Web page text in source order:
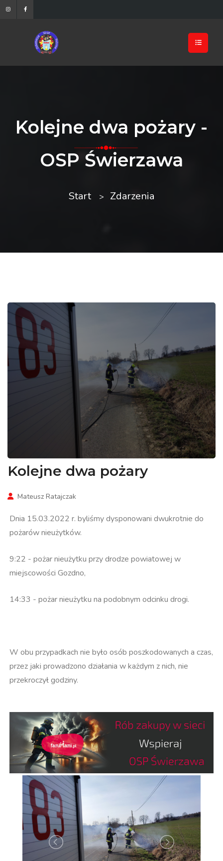
Kolejne dwa pożary -
OSP Świerzawa
Start Zdarzenia
Kolejne dwa pożary
Mateusz Ratajczak
Dnia 15.03.2022 r. byliśmy dysponowani dwukrotnie do
pożarów nieużytków.
9:22 - pożar nieużytku przy drodze powiatowej w
miejscowości Gozdno,
14:33 - pożar nieużytku na podobnym odcinku drogi.
W obu przypadkach nie było osób poszkodowanych a czas,
przez jaki prowadzono działania w każdym z nich, nie
przekroczył godziny.